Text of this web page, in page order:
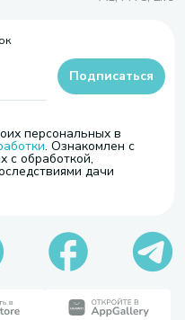
персональных в
. Ознакомлен с
с обработкой,
дачи
Подписаться